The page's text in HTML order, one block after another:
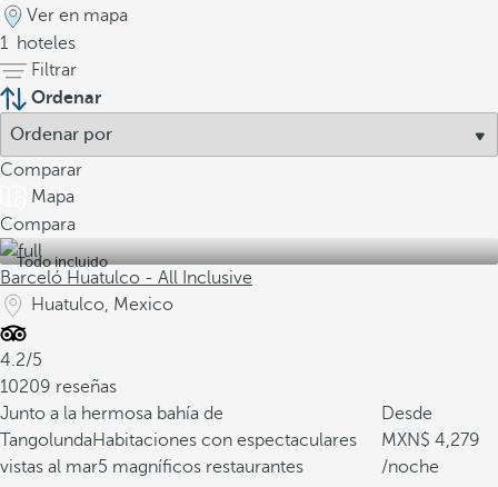
Ver en mapa
1 hoteles
Filtrar
Ordenar
Comparar
Mapa
Compara
Todo incluido
Barceló Huatulco - All Inclusive
Huatulco, Mexico
4.2/5
10209 reseñas
Junto a la hermosa bahía de
TangolundaHabitaciones con espectaculares
vistas al mar5 magníficos restaurantes
Desde
4,279
/noche